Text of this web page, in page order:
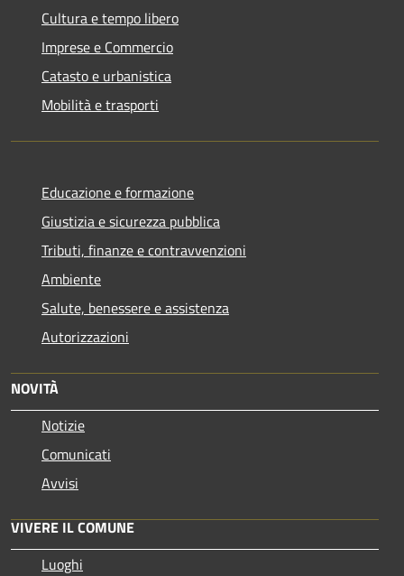
Cultura e tempo libero
Imprese e Commercio
Catasto e urbanistica
Mobilità e trasporti
Educazione e formazione
Giustizia e sicurezza pubblica
Tributi, finanze e contravvenzioni
Ambiente
Salute, benessere e assistenza
Autorizzazioni
NOVITÀ
Notizie
Comunicati
Avvisi
VIVERE IL COMUNE
Luoghi